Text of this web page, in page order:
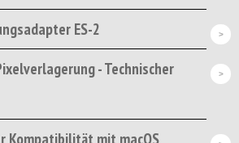
ES-2
- Technischer
Kompatibilität mit macOS